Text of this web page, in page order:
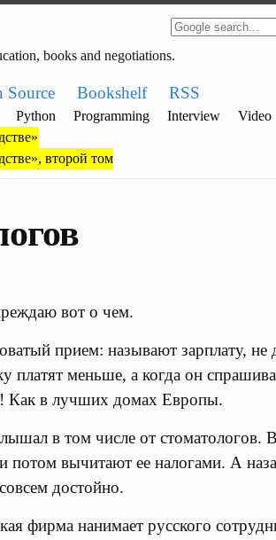
books and negotiations.
Source Bookshelf RSS
Python Programming Interview
Video
второй том
вот о чем.
прием: называют зарплату, не
платят меньше, а когда он
Как в лучших домах Европы.
в том числе от стоматологов.
потом вычитают ее налогами. А
достойно.
фирма нанимает русского